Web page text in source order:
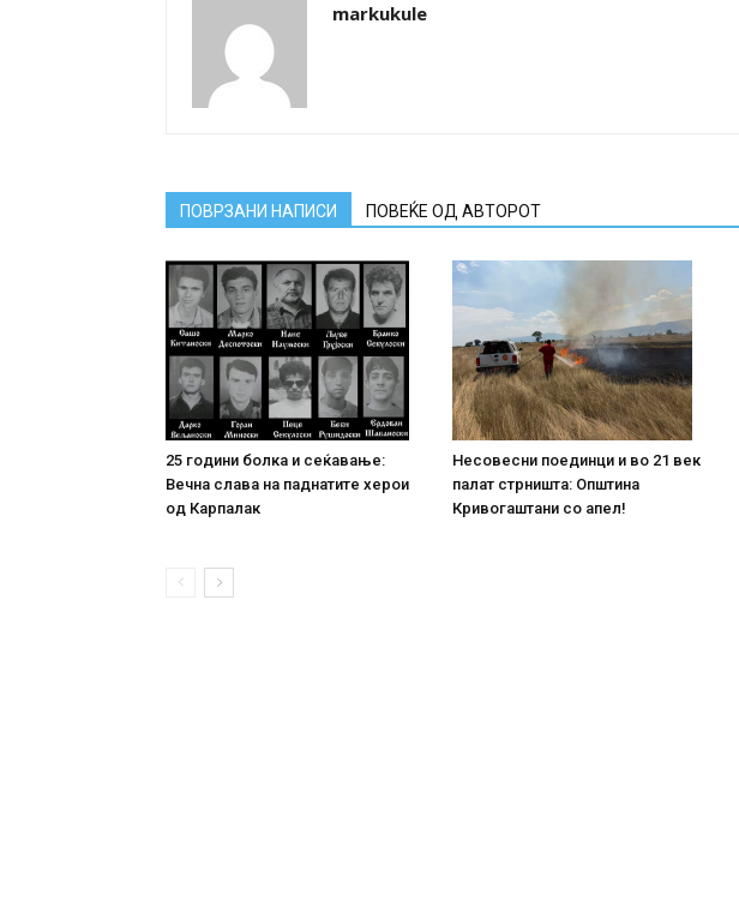
markukule
ПОВРЗАНИ НАПИСИ ПОВЕЌЕ ОД АВТОРОТ
25 години болка и сеќавање:
Вечна слава на паднатите xepoи
од Карпалак
Несовесни поединци и во 21 век
палат стрништа: Општина
Кривогаштани со апел!